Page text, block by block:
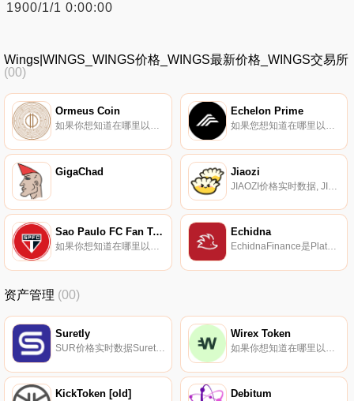
1900/1/1 0:00:00
Wings|WINGS_WINGS价格_WINGS最新价格_WINGS交易所
(00)
Ormeus Coin
如果你想知道在哪里以当前价格购买Ormeus Coin,目前交易{Ormeus Coin]股票的顶级加密货币交易所是HitBTC、PancakeSwap（V2）和Finexbox。您可以在我们的加密货币交易所页面上找到其他列表.
Echelon Prime
如果您想知道在哪里以当前价格购买Echelon Prime,目前交易｛PRIMEnname｝股票的顶级加密货币交易所是CoinW、ByPRIMEt、SuperEx、BitMart和Gate.io。您可以在我们的加密货币交易所页面上找到其他交易所.
GigaChad Jiaozi
Sao Paulo FC Fan Token
如果你想知道在哪里以当前价格购买Sao Paulo FC Fan Token,目前交易{Sao Paulo FC Fan Token]股票的顶级加密货币交易所是DigiFinex、Gate.io、MEXC和Chiliz。您可以在我们的加密货币交易所页面上找到其他列表.
Echidna
EchidnaFinance是Platypus Finance的最终收益率提升协议；的本地稳定交换。我们汇总了社区中的Platypus代币（PTP）,以建立一个vePTP（投票托管PTP）金库,任何人都可以利用它来提高稳定币收益率.
资产管理 (00)
Suretly
SUR价格实时数据Suretly（SUR）是一种于2017年推出的加密货币,在以太坊平台上运营。Suretly的电流供应量为235290.376。最近已知的Suretly价格为0.34975291美元,在过去24小时内下跌了-1.80。更多信息请访问https://surco.in.
Wirex Token
KickToken [old] Debitum